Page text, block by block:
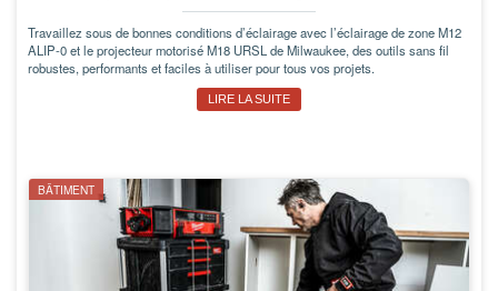
Travaillez sous de bonnes conditions d’éclairage avec l’éclairage de zone M12
ALIP-0 et le projecteur motorisé M18 URSL de Milwaukee, des outils sans fil
robustes, performants et faciles à utiliser pour tous vos projets.
LIRE LA SUITE
BÂTIMENT